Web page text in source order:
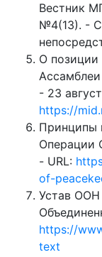
Вестник
№4(13). -
О позиции
- 23
https://
Принципы
Операции
- URL:
of-
Устав ООН
https://
text